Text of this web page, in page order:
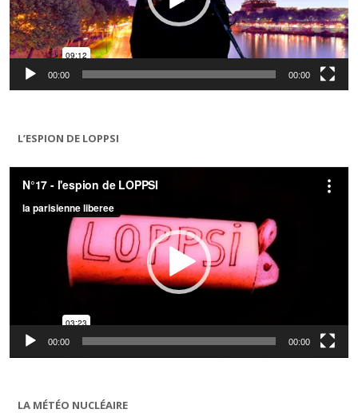
00:00 00:00
L’ESPION DE LOPPSI
Lecteur
vidéo
00:00 00:00
LA MÉTÉO NUCLÉAIRE